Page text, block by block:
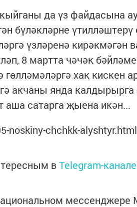
да үз файдасына
бүләкләрне үтилләштерү
үзләренә кирәкмәгән
8 мартта чәчәк
хак кискен
акчаны янда
аша сатарга җыена икән...
noskiny-chchkk-alyshtyr.html
вTelegram-канале
мессенджере